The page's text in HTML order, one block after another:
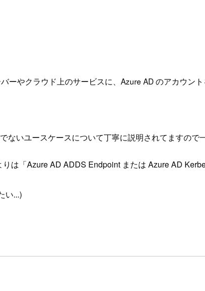
ーやクラウド上のサービスに、Azure AD のアカウン
ないユースケースについて丁寧に説明されてますので
は「Azure AD ADDS Endpoint または Azure AD
い...)